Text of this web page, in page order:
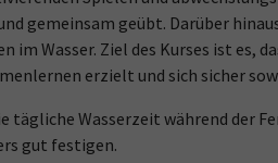
gemeinsam geübt. Darüber
im Wasser. Ziel des Kurses ist es,
erzielt und sich sicher
tägliche Wasserzeit während der
gut festigen.